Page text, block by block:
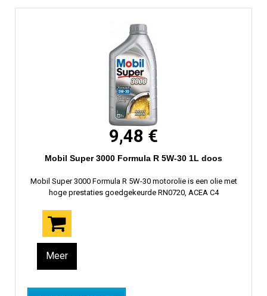
9,48 €
Mobil Super 3000 Formula R 5W-30 1L doos
Mobil Super 3000 Formula R 5W-30 motorolie is een olie met
hoge prestaties goedgekeurde RN0720, ACEA C4
Meer